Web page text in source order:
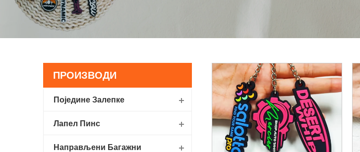
ПРОИЗВОДИ
Поједине Залепке
Лапел Пинс
Направљени Багажни